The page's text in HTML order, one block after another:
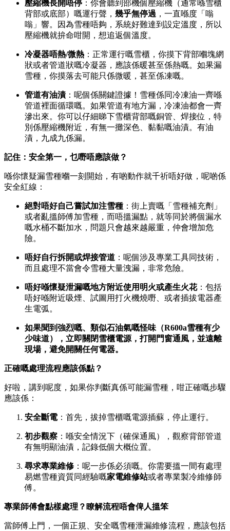
壓縮機長開唔停 ：你會聽到部機個壓縮機（通常喺雪櫃
背部或底部）嘅運行聲， 幾乎無停過 ，一直喺度「嗡
嗡」響。因為雪種唔夠，系統好難達到設定溫度，所以
壓縮機就拚命咁開，想追返個溫度。
冷凝器唔熱/微熱 ：正常運行嘅雪櫃，你摸下背部嗰塊網
狀或者管道狀嘅冷凝器，應該係暖甚至係熱嘅。如果漏
雪種，你摸落去可能只係微暖，甚至係凍嘅。
管道有油漬：呢個係關鍵證據！雪種係同冷凍油一齊喺
管道裡面循環嘅。如果管道有地方漏，冷凍油都會一齊
滲出來。你可以仔細睇下雪櫃背部嘅銅管、焊接位，特
別係壓縮機附近，有無一攤深色、黏黏嘅油漬。有油
漬，九成九係漏。
記住：安全第一，乜嘢唔應該做？
喺你懷疑漏雪種嗰一刻開始，有啲動作就千祈唔好做，呢啲係
安全紅線：
絕對唔好自己嘗試加注雪種 ：街上賣嘅「雪種補充劑」
或者亂搵師傅加雪種，而唔搵漏點，就等同於將個漏水
嘅水桶不斷加水，問題只會越來越嚴重，仲會增加危
險。
唔好自行拆開或焊接管道 ：呢個涉及專業工具同技術，
而且處理不當會令雪種大量洩漏，非常危險。
唔好喺懷疑泄漏嘅地方附近使用明火或產生火花：包括
唔好喺附近吸煙、試圖用打火機燒嘢、或者插拔電器產
生電弧。
如果聞到強烈嘅、類似石油氣嘅怪味（R600a雪種有少
少味道），立即關閉雪櫃電源，打開門窗通風，並遠離
現場，避免開關任何電器。
正確嘅處理流程應該係點？
好啦，講到呢度，如果你判斷真係可能漏雪種，咁正確嘅步驟
應該係：
安全斷電：首先，拔掉雪櫃嘅電源插蘇，停止運行。
初步觀察 ：喺安全情況下（確保通風），觀察背部管道
有無明顯油漬，記錄低個大概位置。
尋求專業維修 ：呢一步係必須嘅。你需要搵一間有處理
易燃雪種資質同經驗嘅家電維修站或者專業製冷維修師
傅。
專業師傅會點樣處理？瞭解流程唔會俾人搵笨
當師傅上門，一個正規、安全嘅雪種泄漏維修流程，應該包括